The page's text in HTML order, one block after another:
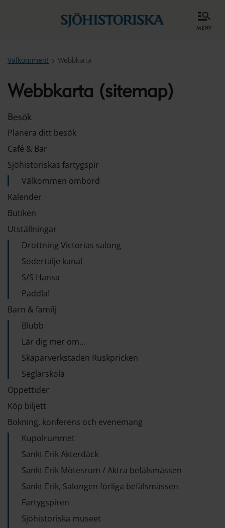
meny
Välkommen! Webbkarta
Webbkarta (sitemap)
Besök
Planera ditt besök
Café & Bar
Sjöhistoriskas fartygspir
Välkommen ombord
Kalender
Butiken
Utställningar
Drottning Victorias salong
Södertälje kanal
S/S Hansa
Paddla!
Barn & familj
Blubb
Lär dig mer om...
Skaparverkstaden Ruskpricken
Seglarskola
Öppettider
Köp biljett
Bokning, konferens och evenemang
Kupolrummet
Sankt Erik Akterdäck
Sankt Erik Mötesrum / Aktra befälsmässen
Sankt Erik, Salongen förliga befälsmässen
Fartygspiren
Sjöhistoriska museet